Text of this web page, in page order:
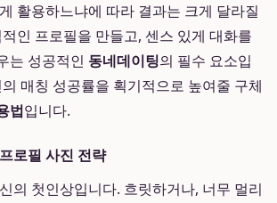
활용하느냐에 따라 결과는 크게 달라질
인 프로필을 만들고, 센스 있게 대화를
는 성공적인 동네데이팅의 필수 요소입
매칭 성공률을 획기적으로 높여줄 구체
법입니다.
로필 사진 전략
의 첫인상입니다. 흐릿하거나, 너무 멀리